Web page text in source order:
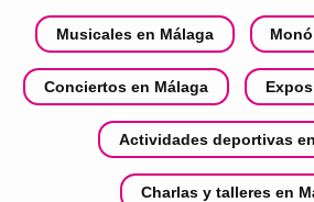
Musicales en Málaga
Conciertos en Málaga
Actividades deportivas
Charlas y talleres en